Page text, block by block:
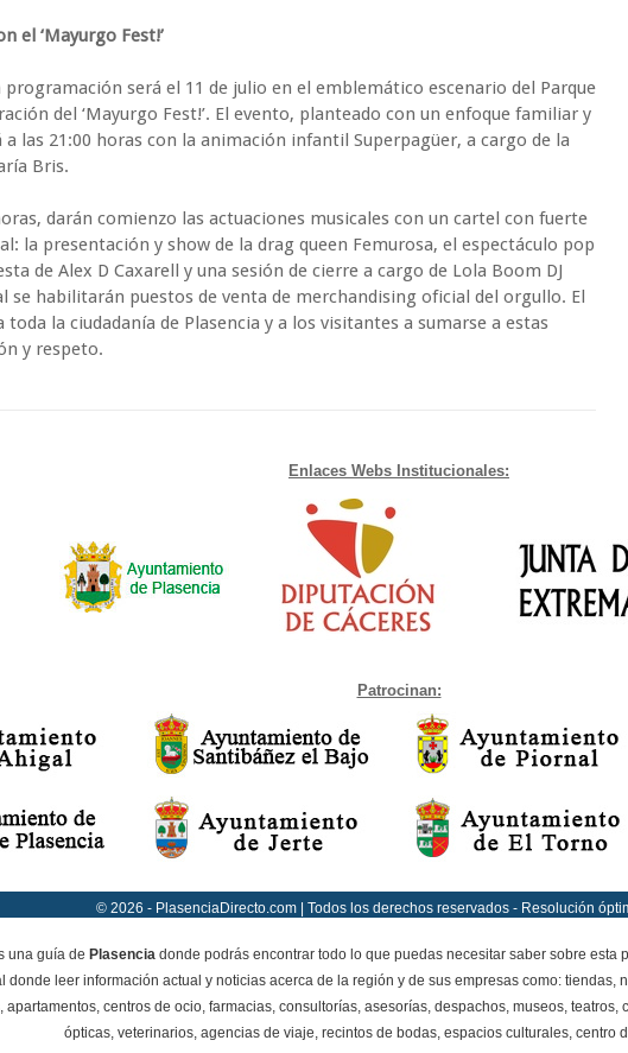
el ‘Mayurgo Fest!’
programación será el 11 de julio en el emblemático escenario del Parque
del ‘Mayurgo Fest!’. El evento, planteado con un enfoque familiar y
las 21:00 horas con la animación infantil Superpagüer, a cargo de la
Bris.
darán comienzo las actuaciones musicales con un cartel con fuerte
la presentación y show de la drag queen Femurosa, el espectáculo pop
de Alex D Caxarell y una sesión de cierre a cargo de Lola Boom DJ
se habilitarán puestos de venta de merchandising oficial del orgullo. El
la ciudadanía de Plasencia y a los visitantes a sumarse a estas
y respeto.
Enlaces Webs Institucionales:
Patrocinan:
© 2026 - PlasenciaDirecto.com | Todos los derechos reservados - Resolución
una guía de Plasencia donde podrás encontrar todo lo que puedas necesitar saber sobre esta
donde leer información actual y noticias acerca de la región y de sus empresas como: tiendas,
apartamentos, centros de ocio, farmacias, consultorías, asesorías, despachos, museos,
ópticas, veterinarios, agencias de viaje, recintos de bodas, espacios culturales, centro